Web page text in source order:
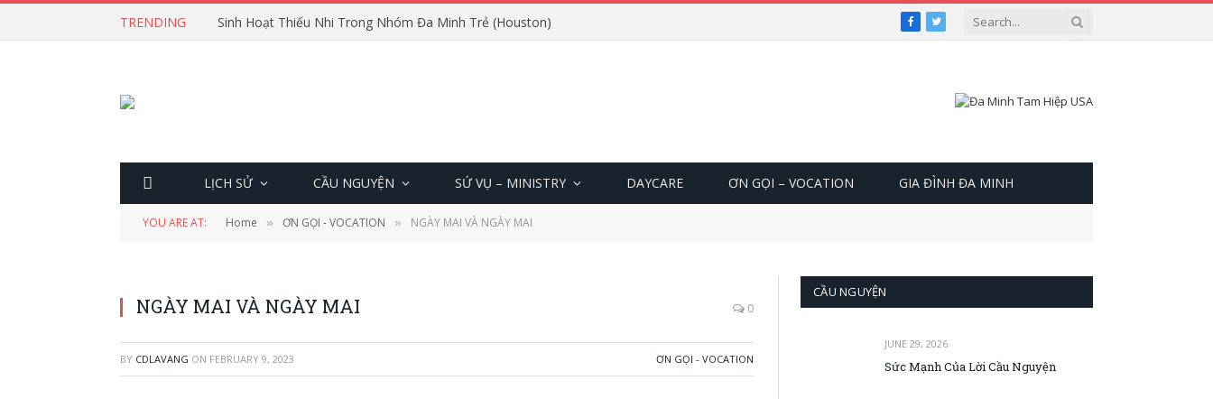
TRENDING Sinh Hoạt Thiếu Nhi Trong Nhóm Đa Minh Trẻ (Houston) Facebook
Twitter
LỊCH SỬ CẦU NGUYỆN SỨ VỤ – MINISTRY DAYCARE ƠN GỌI – VOCATION GIA ĐÌNH ĐA MINH
YOU ARE AT: Home » ƠN GỌI - VOCATION » NGÀY MAI VÀ NGÀY MAI
NGÀY MAI VÀ NGÀY MAI 0
BY CDLAVANG ON FEBRUARY 9, 2023 ƠN GỌI - VOCATION
CẦU NGUYỆN
JUNE 29, 2026
Sức Mạnh Của Lời Cầu Nguyện